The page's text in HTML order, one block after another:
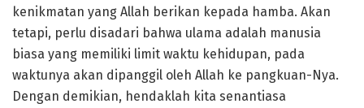
kenikmatan yang Allah berikan kepada hamba. Akan
tetapi, perlu disadari bahwa ulama adalah manusia
biasa yang memiliki limit waktu kehidupan, pada
waktunya akan dipanggil oleh Allah ke pangkuan-Nya.
Dengan demikian, hendaklah kita senantiasa